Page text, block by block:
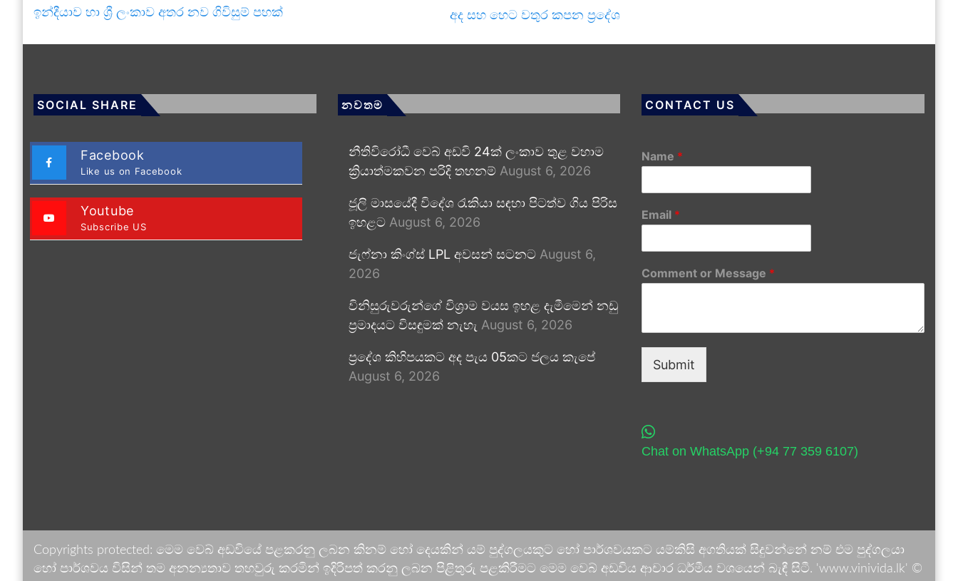
ඉන්දීයාව හා ශ්‍රී ලංකාව අතර නව ගිවිසුම් පහක් අද සහ හෙට වතුර කපන ප්‍රදේශ
SOCIAL SHARE
Facebook
Like us on Facebook
Youtube
Subscribe US
නවතම
නීතිවිරෝධී වෙබ් අඩවි 24ක් ලංකාව තුළ වහාම
ක්‍රියාත්මකවන පරිදි තහනම් August 6, 2026
ජූලි මාසයේදී විදේශ රැකියා සඳහා පිටත්ව ගිය පිරිස
ඉහළට August 6, 2026
ජැෆ්නා කිංග්ස් LPL අවසන් සටනට August 6,
2026
විනිසුරුවරුන්ගේ විශ්‍රාම වයස ඉහළ දැමීමෙන් නඩු
ප්‍රමාදයට විසඳුමක් නැහැ August 6, 2026
ප්‍රදේශ කිහිපයකට අද පැය 05කට ජලය කැපේ
August 6, 2026
CONTACT US
Name *
Email *
Comment or Message *
Submit
Chat on WhatsApp (+94 77 359 6107)
Copyrights protected: මෙම වෙබ් අඩවියේ පළකරනු ලබන කිනම් හෝ දෙයකින් යම් පුද්ගලයකුට හෝ පාර්ශවයකට යම්කිසි අගතියක් සිදුවන්නේ නම් එම පුද්ගලයා
හෝ පාර්ශවය විසින් තම අනන්‍යතාව තහවුරු කරමින් ඉදිරිපත් කරනු ලබන පිළිතුරු පළකිරීමට මෙම වෙබ් අඩවිය ආචාර ධර්මීය වශයෙන් බැඳී සිටී. 'www.vinivida.lk' ©